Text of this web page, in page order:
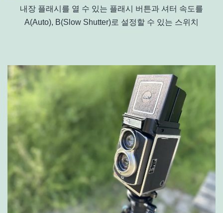
내장 플래시를 열 수 있는 플래시 버튼과 셔터 속도를
A(Auto), B(Slow Shutter)로 설정할 수 있는 스위치